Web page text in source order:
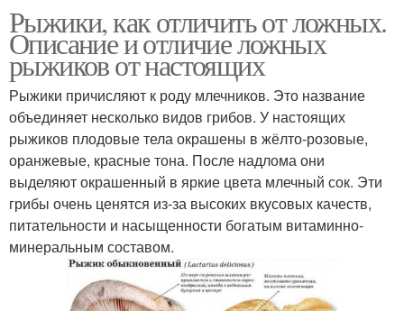
Рыжики, как отличить от ложных.
Описание и отличие ложных
рыжиков от настоящих
Рыжики причисляют к роду млечников. Это название
объединяет несколько видов грибов. У настоящих
рыжиков плодовые тела окрашены в жёлто-розовые,
оранжевые, красные тона. После надлома они
выделяют окрашенный в яркие цвета млечный сок. Эти
грибы очень ценятся из-за высоких вкусовых качеств,
питательности и насыщенности богатым витаминно-
минеральным составом.